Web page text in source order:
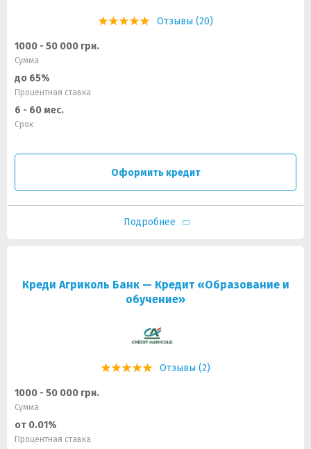
Отзывы (20)
1000 - 50 000 грн.
Сумма
до 65%
Процентная ставка
6 - 60 мес.
Срок
Оформить кредит
Подробнее
Креди Агриколь Банк — Кредит «Образование и
обучение»
Отзывы (2)
1000 - 50 000 грн.
Сумма
от 0.01%
Процентная ставка